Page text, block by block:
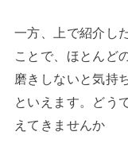
一方、上で紹介し
ことで、ほとんど
磨きしないと気持
といえます。どう
えてきませんか